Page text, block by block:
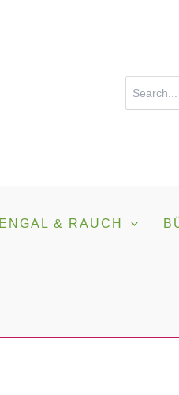
for:
& RAUCH